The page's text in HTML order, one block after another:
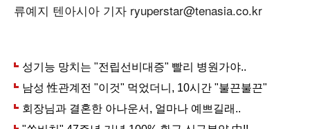
류예지 텐아시아 기자 ryuperstar@tenasia.co.kr